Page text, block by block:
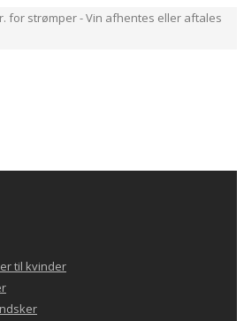
for strømper - Vin afhentes eller aftales
til kvinder